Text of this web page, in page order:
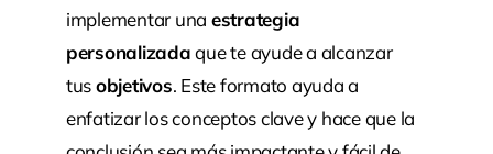
implementar una estrategia
personalizadaque te ayude a alcanzar
tusobjetivos. Este formato ayuda a
enfatizar los conceptos clave y hace que la